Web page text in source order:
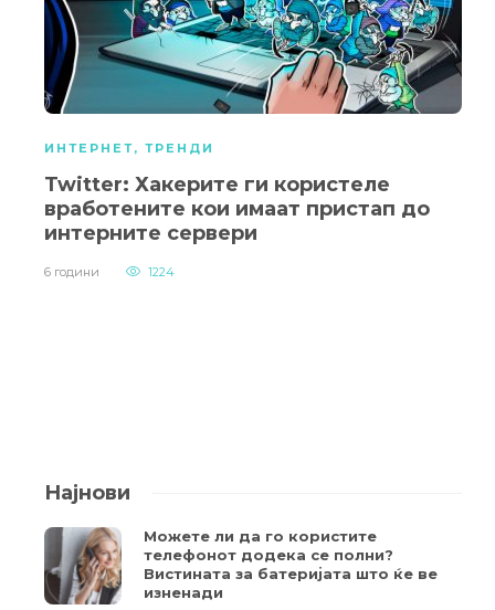
ИНТЕРНЕТ, ТРЕНДИ
Twitter: Хакерите ги користеле
вработените кои имаат пристап до
интерните сервери
6 години 1224
Најнови
Можете ли да го користите
телефонот додека се полни?
Вистината за батеријата што ќе ве
изненади